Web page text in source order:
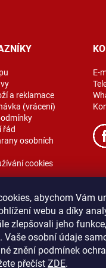
abychom Vám
webu a díky
zlepšovali jeho
Vaše osobní údaje
znění podmínek
přečíst ZDE.
a reklamace
(vrácení)
řád
osobních
cookies
E-
Vše o nákupu